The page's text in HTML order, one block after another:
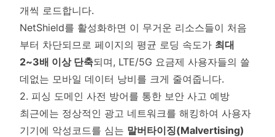
개씩 로드합니다.
NetShield를 활성화하면 이 무거운 리소스들이 처음
부터 차단되므로 페이지의 평균 로딩 속도가 최대
2~3배 이상 단축되며, LTE/5G 요금제 사용자들의 쓸
데없는 모바일 데이터 낭비를 크게 줄여줍니다.
2. 피싱 도메인 사전 방어를 통한 보안 사고 예방
최근에는 정상적인 광고 네트워크를 해킹하여 사용자
기기에 악성코드를 심는 말버타이징(Malvertising)